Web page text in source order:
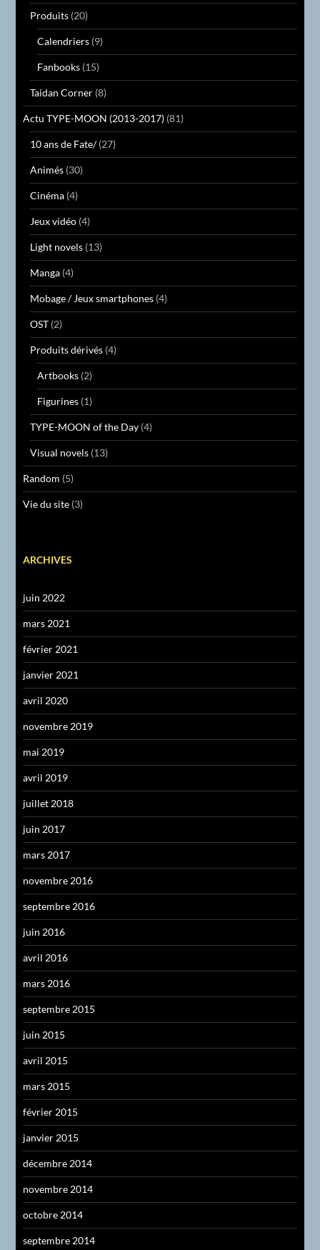
Produits (20)
Calendriers (9)
Fanbooks (15)
Taidan Corner (8)
Actu TYPE-MOON (2013-2017) (81)
10 ans de Fate/(27)
Animés (30)
Cinéma (4)
Jeux vidéo (4)
Light novels (13)
Manga (4)
Mobage / Jeux smartphones (4)
OST (2)
Produits dérivés (4)
Artbooks (2)
Figurines (1)
TYPE-MOON of the Day (4)
Visual novels (13)
Random (5)
Vie du site (3)
ARCHIVES
juin 2022
mars 2021
février 2021
janvier 2021
avril 2020
novembre 2019
mai 2019
avril 2019
juillet 2018
juin 2017
mars 2017
novembre 2016
septembre 2016
juin 2016
avril 2016
mars 2016
septembre 2015
juin 2015
avril 2015
mars 2015
février 2015
janvier 2015
décembre 2014
novembre 2014
octobre 2014
septembre 2014